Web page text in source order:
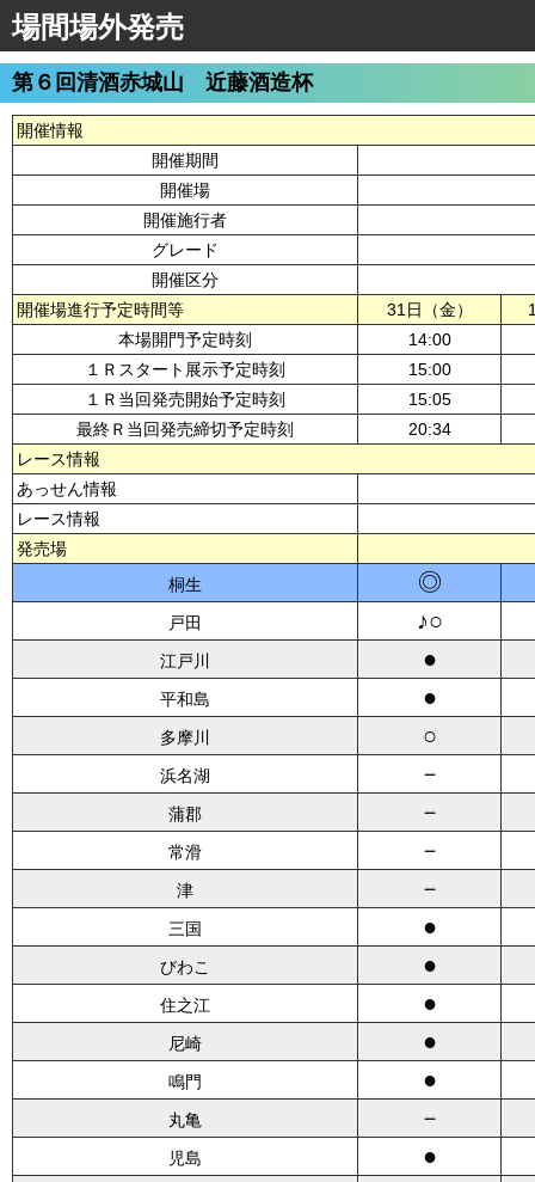
場間場外発売
第６回清酒赤城山 近藤酒造杯
開催情報
開催期間
開催場
開催施行者
グレード
開催区分
開催場進行予定時間等
31日（金）
本場開門予定時刻
14:00
１Ｒスタート展示予定時刻
15:00
１Ｒ当回発売開始予定時刻
15:05
最終Ｒ当回発売締切予定時刻
20:34
レース情報
あっせん情報
レース情報
発売場
桐生
◎
戸田 ♪○
江戸川 ●
平和島 ●
多摩川 ○
浜名湖 －
蒲郡 －
常滑 －
津 －
三国 ●
びわこ ●
住之江 ●
尼崎 ●
鳴門 ●
丸亀 －
児島 ●